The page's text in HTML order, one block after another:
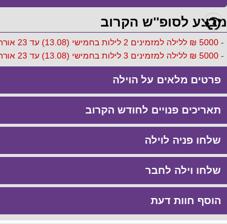
מבצע לסופ''ש הקרוב
- 5000 ₪ ללילה למזמינים 2 לילות בחמישי (13.08) עד 23 אורחים
- 5000 ₪ ללילה למזמינים 3 לילות בחמישי (13.08) עד 23 אורחים
פרטים מלאים על הוילה
תאריכים פנויים לחודש הקרוב
שלחו פניה לוילה
שלחו וילה לחבר
הוסף חוות דעת